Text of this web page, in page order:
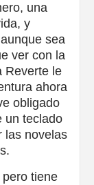
una
y
sea
ver con la
Reverte le
ahora
obligado
un teclado
las novelas
tiene